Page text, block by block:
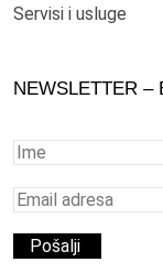
Servisi i usluge
NEWSLETTER –